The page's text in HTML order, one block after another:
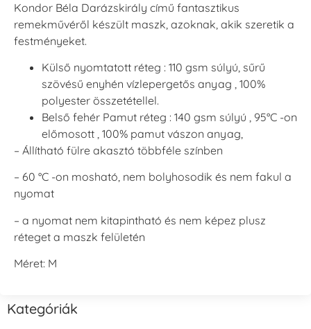
Kondor Béla Darázskirály című fantasztikus
remekművéről készült maszk, azoknak, akik szeretik a
festményeket.
Külső nyomtatott réteg : 110 gsm súlyú, sűrű
szövésű enyhén vízlepergetős anyag , 100%
polyester összetétellel.
Belső fehér Pamut réteg : 140 gsm súlyú , 95°C -on
előmosott , 100% pamut vászon anyag,
– Állítható fülre akasztó többféle színben
– 60 °C -on mosható, nem bolyhosodik és nem fakul a
nyomat
– a nyomat nem kitapintható és nem képez plusz
réteget a maszk felületén
Méret: M
Kategóriák